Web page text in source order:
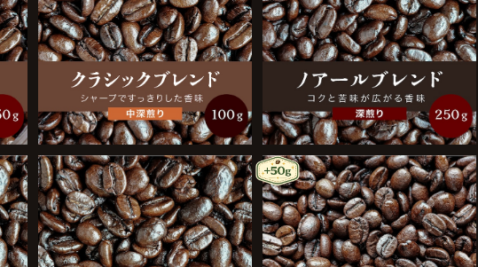
クラシックブレンド 100g
¥950
ノアールブレンド 250g
¥1,900
ドライブレンド 100g
ブラジル 250g